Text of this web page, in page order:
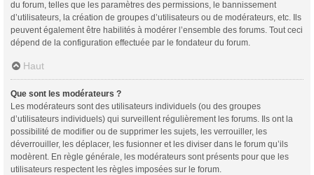
du forum, telles que les paramètres des permissions, le bannissement
d’utilisateurs, la création de groupes d’utilisateurs ou de modérateurs, etc. Ils
peuvent également être habilités à modérer l’ensemble des forums. Tout ceci
dépend de la configuration effectuée par le fondateur du forum.
Haut
Que sont les modérateurs ?
Les modérateurs sont des utilisateurs individuels (ou des groupes
d’utilisateurs individuels) qui surveillent régulièrement les forums. Ils ont la
possibilité de modifier ou de supprimer les sujets, les verrouiller, les
déverrouiller, les déplacer, les fusionner et les diviser dans le forum qu’ils
modèrent. En règle générale, les modérateurs sont présents pour que les
utilisateurs respectent les règles imposées sur le forum.